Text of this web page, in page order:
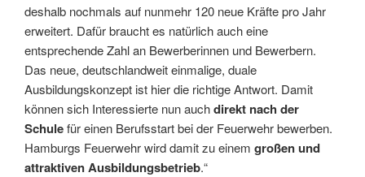
deshalb nochmals auf nunmehr 120 neue Kräfte pro Jahr
erweitert. Dafür braucht es natürlich auch eine
entsprechende Zahl an Bewerberinnen und Bewerbern.
Das neue, deutschlandweit einmalige, duale
Ausbildungskonzept ist hier die richtige Antwort. Damit
können sich Interessierte nun auchdirekt nach der
Schulefür einen Berufsstart bei der Feuerwehr bewerben.
Hamburgs Feuerwehr wird damit zu einem großen und
attraktiven Ausbildungsbetrieb.“